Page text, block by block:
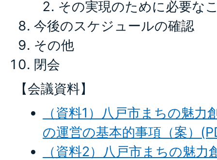
その実現のために必要な
今後のスケジュールの確認
その他
閉会
【会議資料】
（資料1）八戸市まちの魅
の運営の基本的事項（案）
（資料2）八戸市まちの魅